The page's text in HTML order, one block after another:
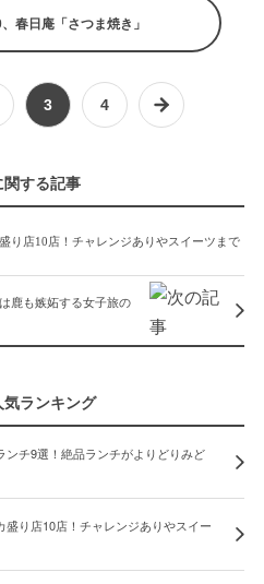
春日庵「さつま焼き」
3 4
する記事
り店10店！チャレンジありやスイーツまで
鹿も嫉妬する女子旅の
ランキング
ンチ9選！絶品ランチがよりどりみど
盛り店10店！チャレンジありやスイー